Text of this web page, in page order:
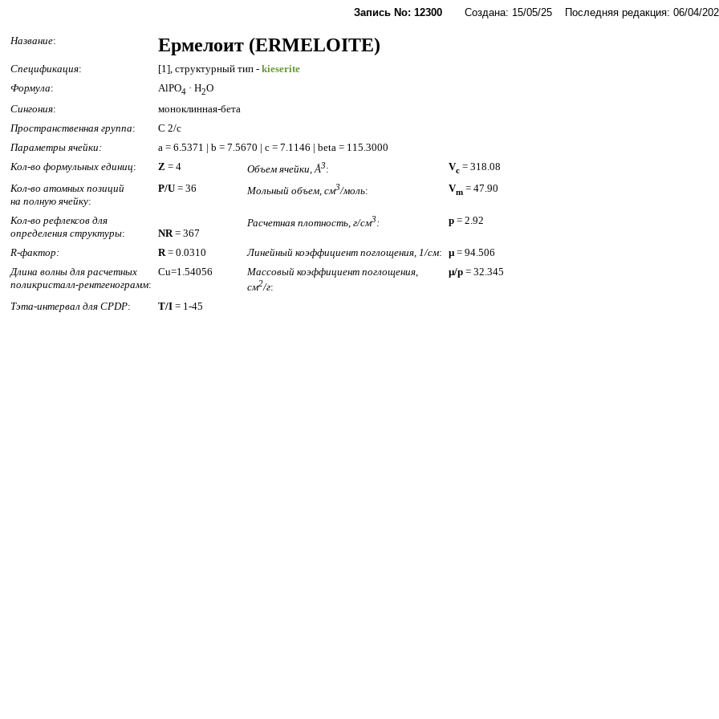
Запись No: 12300 Создана: 15/05/25 Последняя редакция: 06/04/
Название: Ермелоит (ERMELOITE)
Спецификация: [1], структурный тип - kieserite
Формула: AlPO4 · H2O
Сингония:
моноклинная-бета
Пространственная группа:
C 2/c
Параметры ячейки:
a = 6.5371 | b = 7.5670 | c = 7.1146 | beta = 115.3000
Кол-во формульных единиц: Z = 4 Объем ячейки, Å3: Vc = 318.08
Кол-во атомных позиций
на полную ячейку:
P/U = 36 Мольный объем, см3/моль: Vm = 47.90
Кол-во рефлексов для
определения структуры: NR= 367
Расчетная плотность, г/см3: p = 2.92
R-фактор: R= 0.0310 Линейный коэффициент поглощения, 1/см: µ= 94.506
Длина волны для расчетных
поликристалл-рентгенограмм:
Cu=1.54056
Массовый коэффициент поглощения,
см2/г:
µ/p = 32.345
Тэта-интервал для CPDP: T/I = 1-45